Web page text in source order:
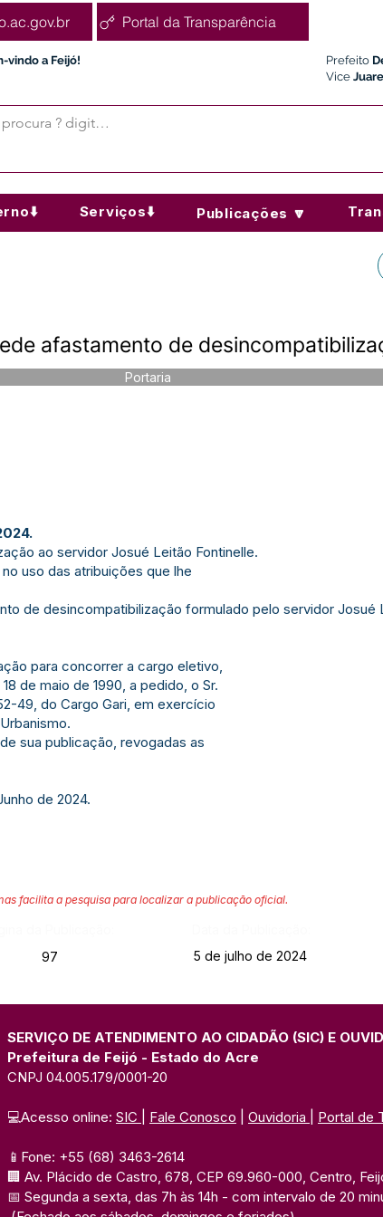
Portal da Transparência
vindo a Feijó! Prefeito
Vice
Serviços⬇️ Publicações 🔽
afastamento de
Portaria
ao servidor Josué Leitão Fontinelle.
no uso das atribuições que lhe
de desincompatibilização formulado pelo servidor Josué
para concorrer a cargo eletivo,
de maio de 1990, a pedido, o Sr.
49, do Cargo Gari, em exercício
sua publicação, revogadas as
de 2024.
facilita a pesquisa para localizar a publicação oficial.
97 5 de julho de 2024
SERVIÇO DE ATENDIMENTO AO CIDADÃO (SIC) E
Prefeitura de Feijó - Estado do Acre
CNPJ 04.005.179/0001-20
💻Acesso online: SIC Fale Conosco Ouvidoria Portal de
📱Fone: +55 (68) 3463-2614
🏢 Av. Plácido de Castro, 678, CEP 69.960-000, Centro,
📅 Segunda a sexta, das 7h às 14h - com intervalo de 20